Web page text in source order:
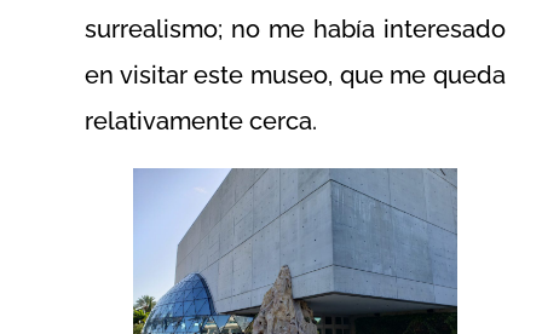
surrealismo; no me había interesado
en visitar este museo, que me queda
relativamente cerca.